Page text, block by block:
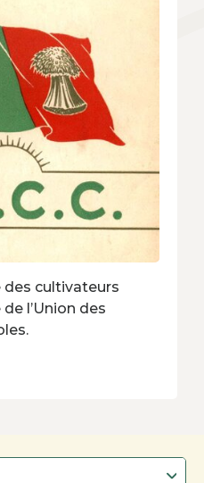
des cultivateurs
de l’Union des